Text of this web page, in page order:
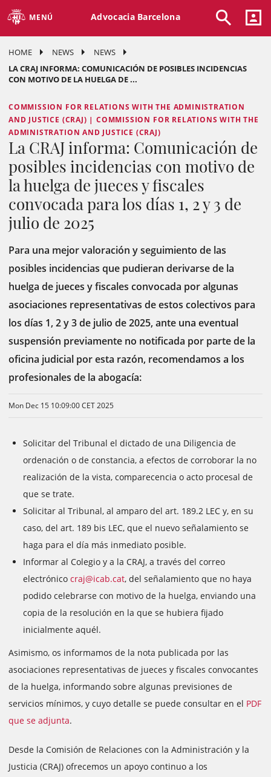
MENÚ Advocacia Barcelona
HOME NEWS
NEWS
LA CRAJ INFORMA: COMUNICACIÓN DE POSIBLES INCIDENCIAS
CON MOTIVO DE LA HUELGA DE ...
COMMISSION FOR RELATIONS WITH THE ADMINISTRATION
AND JUSTICE (CRAJ) | COMMISSION FOR RELATIONS WITH THE
ADMINISTRATION AND JUSTICE (CRAJ)
La CRAJ informa: Comunicación de
posibles incidencias con motivo de
la huelga de jueces y fiscales
convocada para los días 1, 2 y 3 de
julio de 2025
Para una mejor valoración y seguimiento de las
posibles incidencias que pudieran derivarse de la
huelga de jueces y fiscales convocada por algunas
asociaciones representativas de estos colectivos para
los días 1, 2 y 3 de julio de 2025, ante una eventual
suspensión previamente no notificada por parte de la
oficina judicial por esta razón, recomendamos a los
profesionales de la abogacía:
Mon Dec 15 10:09:00 CET 2025
Solicitar del Tribunal el dictado de una Diligencia de
ordenación o de constancia, a efectos de corroborar la no
realización de la vista, comparecencia o acto procesal de
que se trate.
Solicitar al Tribunal, al amparo del art. 189.2 LEC y, en su
caso, del art. 189 bis LEC, que el nuevo señalamiento se
haga para el día más inmediato posible.
Informar al Colegio y a la CRAJ, a través del correo
electrónico craj@icab.cat, del señalamiento que no haya
podido celebrarse con motivo de la huelga, enviando una
copia de la resolución en la que se hubiera fijado
inicialmente aquél.
Asimismo, os informamos de la nota publicada por las
asociaciones representativas de jueces y fiscales convocantes
de la huelga, informando sobre algunas previsiones de
servicios mínimos, y cuyo detalle se puede consultar en el PDF
que se adjunta.
Desde la Comisión de Relaciones con la Administración y la
Justicia (CRAJ) ofrecemos un apoyo continuo a los